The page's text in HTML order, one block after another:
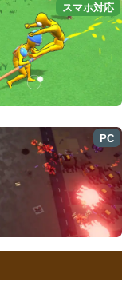
スマホ対応
PC